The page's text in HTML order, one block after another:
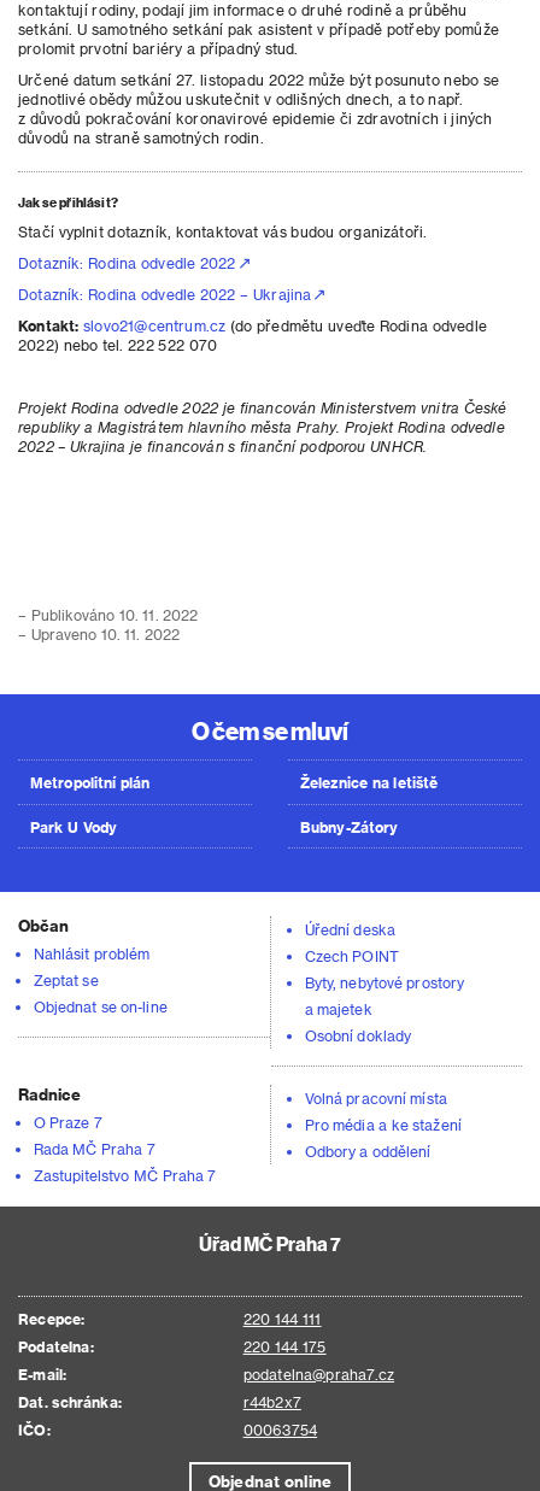
kontaktují rodiny, podají jim informace o druhé rodině a průběhu
setkání. U samotného setkání pak asistent v případě potřeby pomůže
prolomit prvotní bariéry a případný stud.
Určené datum setkání 27. listopadu 2022 může být posunuto nebo se
jednotlivé obědy můžou uskutečnit v odlišných dnech, a to např.
z důvodů pokračování koronavirové epidemie či zdravotních i jiných
důvodů na straně samotných rodin.
Jak se přihlásit?
Stačí vyplnit dotazník, kontaktovat vás budou organizátoři.
Dotazník: Rodina odvedle 2022
Dotazník: Rodina odvedle 2022 – Ukrajina
Kontakt:slovo21@centrum.cz (do předmětu uveďte Rodina odvedle
2022) nebo tel. 222 522 070
Projekt Rodina odvedle 2022 je financován Ministerstvem vnitra České
republiky a Magistrátem hlavního města Prahy. Projekt Rodina odvedle
2022 – Ukrajina je financován s finanční podporou UNHCR.
– Publikováno 10. 11. 2022
– Upraveno 10. 11. 2022
O čem se mluví
Metropolitní plán
Park U Vody
Železnice na letiště
Bubny-Zátory
Občan
Nahlásit problém
Zeptat se
Objednat se on-line
Úřední deska
Czech POINT
Byty, nebytové prostory
a majetek
Osobní doklady
Radnice
O Praze 7
Rada MČ Praha 7
Zastupitelstvo MČ Praha 7
Volná pracovní místa
Pro média a ke stažení
Odbory a oddělení
Úřad MČ Praha 7
Recepce:
220 144 111
Podatelna:
220 144 175
E-mail:
podatelna@praha7.cz
Dat. schránka:
r44b2x7
IČO:
00063754
Objednat online